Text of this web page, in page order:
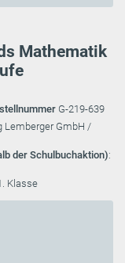
Mathematik
G-219-639
Lemberger GmbH /
der Schulbuchaktion):
Klasse